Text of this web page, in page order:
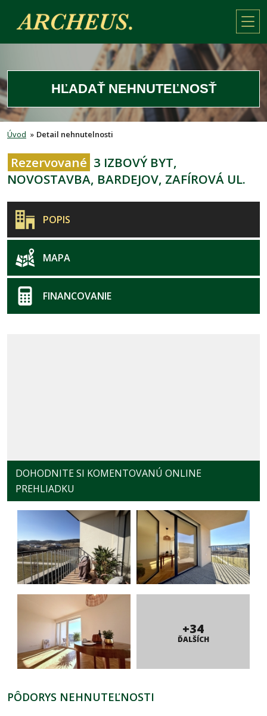
HĽADAŤ NEHNUTEĽNOSŤ
Úvod » Detail nehnutelnosti
Rezervované 3 IZBOVÝ BYT,
NOVOSTAVBA, BARDEJOV, ZAFÍROVÁ UL.
POPIS
MAPA
FINANCOVANIE
DOHODNITE SI KOMENTOVANÚ ONLINE
PREHLIADKU
+34
ĎALŠÍCH
PÔDORYS NEHNUTEĽNOSTI